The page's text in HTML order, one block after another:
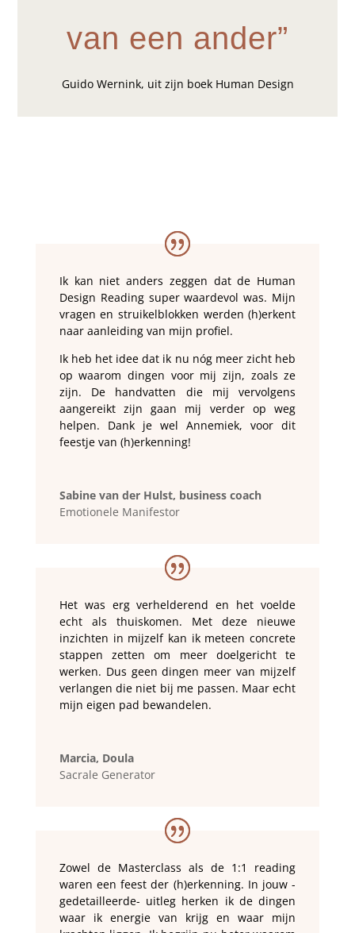
van een ander”
Guido Wernink, uit zijn boek Human Design
Ik kan niet anders zeggen dat de Human
Design Reading super waardevol was. Mijn
vragen en struikelblokken werden (h)erkent
naar aanleiding van mijn profiel.
Ik heb het idee dat ik nu nóg meer zicht heb
op waarom dingen voor mij zijn, zoals ze
zijn. De handvatten die mij vervolgens
aangereikt zijn gaan mij verder op weg
helpen. Dank je wel Annemiek, voor dit
feestje van (h)erkenning!
Sabine van der Hulst, business coach
Emotionele Manifestor
Het was erg verhelderend en het voelde
echt als thuiskomen. Met deze nieuwe
inzichten in mijzelf kan ik meteen concrete
stappen zetten om meer doelgericht te
werken. Dus geen dingen meer van mijzelf
verlangen die niet bij me passen. Maar echt
mijn eigen pad bewandelen.
Marcia, Doula
Sacrale Generator
Zowel de Masterclass als de 1:1 reading
waren een feest der (h)erkenning. In jouw -
gedetailleerde- uitleg herken ik de dingen
waar ik energie van krijg en waar mijn